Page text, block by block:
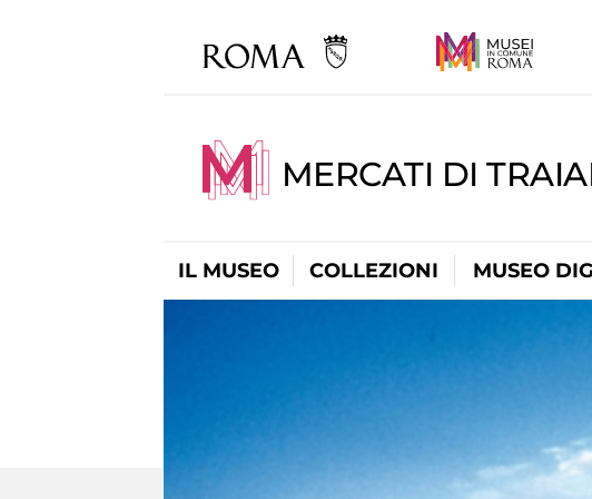
MERCATI DI
IL MUSEO COLLEZIONI MUSEO